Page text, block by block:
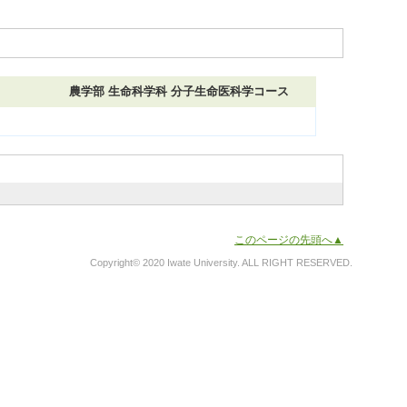
農学部 生命科学科 分子生命医科学コース
このページの先頭へ▲
Copyright© 2020 Iwate University. ALL RIGHT RESERVED.